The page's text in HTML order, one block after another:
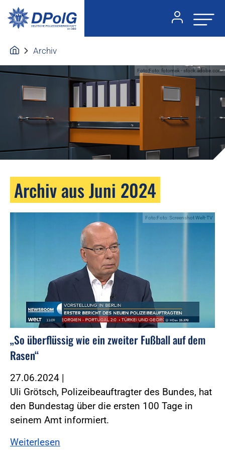
Archiv
Foto:Foto: fotomek - stock.adobe.com
Archiv aus Juni 2024
Foto:Foto: Screenshot Welt-TV
„So überflüssig wie ein zweiter Fußball auf dem
Rasen“
27.06.2024 |
Uli Grötsch, Polizeibeauftragter des Bundes, hat
den Bundestag über die ersten 100 Tage in
seinem Amt informiert.
Weiterlesen